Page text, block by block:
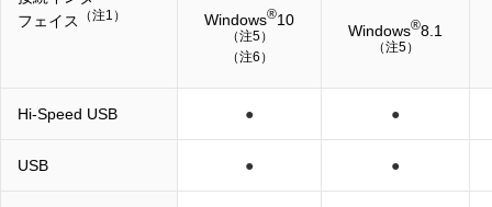
フェイス
（注1） Windows®10
（注5）
（注6）
Windows®8.1
（注5）
Hi-Speed USB ● ●
USB ● ●